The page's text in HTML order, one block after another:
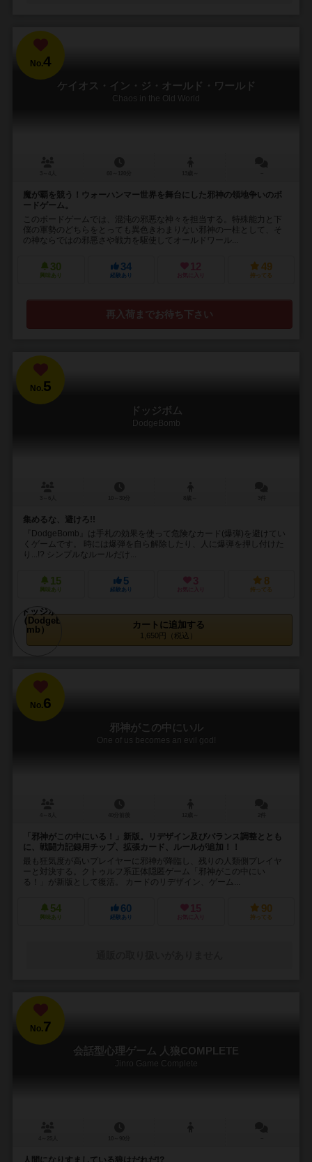
No.4
ケイオス・イン・ジ・オールド・ワールド
Chaos in the Old World
魔が覇を競う！ウォーハンマー世界を舞台にした邪神の領地争いのボ
ードゲーム。
このボードゲームでは、混沌の邪悪な神々を担当する。特殊能力と下
僕の軍勢のどちらをとっても異色きわまりない邪神の一柱として、そ
の神ならではの邪悪さや戦力を駆使してオールドワール...
30
興味あり
34
経験あり
12
お気に入り
49
持ってる
再入荷までお待ち下さい
No.5
ドッジボム
DodgeBomb
集めるな、避けろ!!
『DodgeBomb』は手札の効果を使って危険なカード(爆弾)を避けてい
くゲームです。 時には爆弾を自ら解除したり、人に爆弾を押し付けた
り...!? シンプルなルールだけ...
15
興味あり
5
経験あり
3
お気に入り
8
持ってる
カートに追加する
1,650円（税込）
No.6
邪神がこの中にいル
One of us becomes an evil god!
「邪神がこの中にいる！」新版。リデザイン及びバランス調整ととも
に、戦闘力記録用チップ、拡張カード、ルールが追加！！
最も狂気度が高いプレイヤーに邪神が降臨し、残りの人類側プレイヤ
ーと対決する。クトゥルフ系正体隠匿ゲーム「邪神がこの中にい
る！」が新版として復活。 カードのリデザイン、ゲーム...
54
興味あり
60
経験あり
15
お気に入り
90
持ってる
No.7
会話型心理ゲーム 人狼COMPLETE
Jinro Game Complete
人間になりすましている狼はだれだ!?